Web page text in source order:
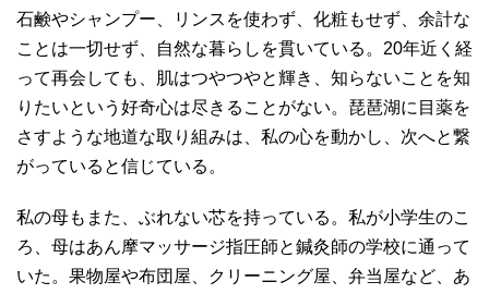
石鹸やシャンプー、リンスを使わず、化粧もせず、余計な
ことは一切せず、自然な暮らしを貫いている。20年近く経
って再会しても、肌はつやつやと輝き、知らないことを知
りたいという好奇心は尽きることがない。琵琶湖に目薬を
さすような地道な取り組みは、私の心を動かし、次へと繋
がっていると信じている。
私の母もまた、ぶれない芯を持っている。私が小学生のこ
ろ、母はあん摩マッサージ指圧師と鍼灸師の学校に通って
いた。果物屋や布団屋、クリーニング屋、弁当屋など、あ